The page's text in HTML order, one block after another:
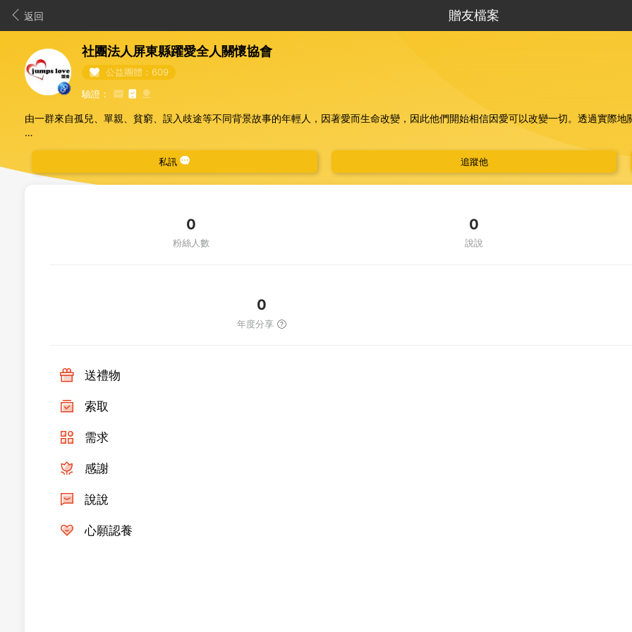
返回 贈友檔案
社團法人屏東縣躍愛全人關懷協會
公益團體：609
驗證：
由一群來自孤兒、單親、貧窮、誤入歧途等不同背景故事的年輕人，因著愛而生命改變，因此他們開始相信因愛可以改變一切。透過實際地
2、老人及身心障礙者送餐工作
3、非營利事業之推展
私訊 追蹤他
0
粉絲人數
0
說說
0
年度分享
送禮物
索取
需求
感謝
說說
心願認養